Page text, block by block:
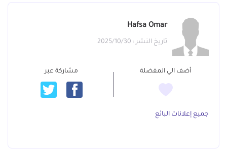
Hafsa Omar
تاريخ النشر : 2025/10/30
أضف الي المفضلة مشاركة عبر
جميع إعلانات البائع